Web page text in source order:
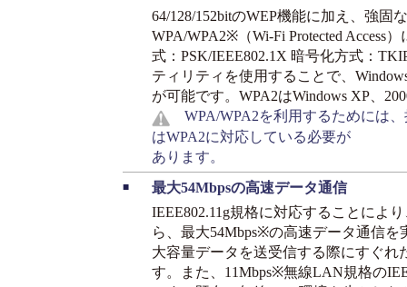
64/128/152bitのWEP機能に加え、強固
WPA/WPA2※（Wi-Fi Protected Access
式：PSK/IEEE802.1X 暗号化方式：
ティリティを使用することで、
が可能です。WPA2はWindows XP、
WPA/WPA2を利用するためには
はWPA2に対応している必要が
あります。
■
最大54Mbpsの高速データ通信
IEEE802.11g規格に対応することによ
ら、最大54Mbps※の高速データ通信
大容量データを送受信する際にすぐれ
す。また、11Mbps※無線LAN規格の